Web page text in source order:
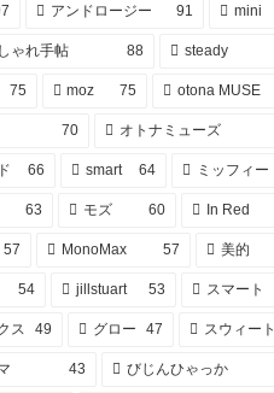
アンドロージー 91 mini
ゃれ手帖 88 steady
75 moz 75 otona MUSE
70 オトナミューズ
66 smart 64 ミッフィー
63 モズ 60 In Red
57 MonoMax 57 美的
54 jillstuart 53 スマート
ス 49 グロー 47 スウィート
43 びじんひゃっか